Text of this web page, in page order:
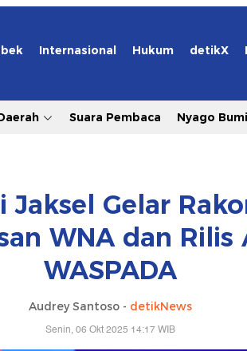
Internasional Hukum detikX
Suara Pembaca Nyago
Jaksel Gelar
WNA dan Rilis
WASPADA
Audrey Santoso - detikNews
Senin, 06 Okt 2025 14:17 WIB